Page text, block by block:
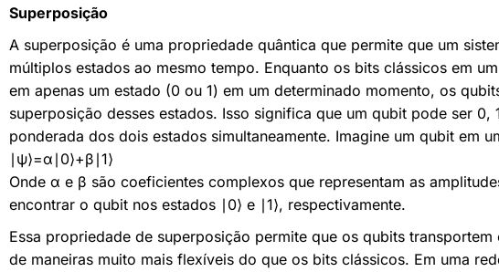
Superposição
A superposição é uma propriedade quântica que permite que um
múltiplos estados ao mesmo tempo. Enquanto os bits clássicos em
em apenas um estado (0 ou 1) em um determinado momento, os
superposição desses estados. Isso significa que um qubit pode ser 0,
ponderada dos dois estados simultaneamente. Imagine um qubit em
∣ψ⟩=α∣0⟩+β∣1⟩
Onde α e β são coeficientes complexos que representam as
encontrar o qubit nos estados ∣0⟩ e ∣1⟩, respectivamente.
Essa propriedade de superposição permite que os qubits
de maneiras muito mais flexíveis do que os bits clássicos. Em uma